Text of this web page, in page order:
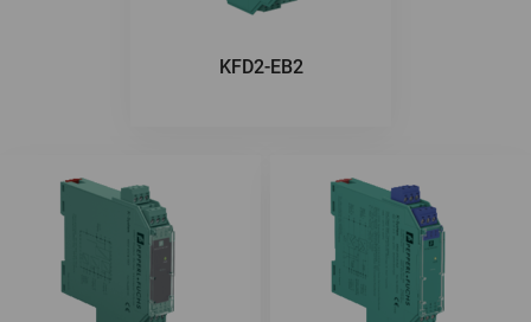
KFD2-EB2